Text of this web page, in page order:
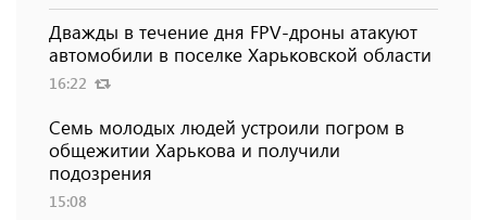
Дважды в течение дня FPV-дроны атакуют
автомобили в поселке Харьковской области
16:22
Семь молодых людей устроили погром в
общежитии Харькова и получили
подозрения
15:08